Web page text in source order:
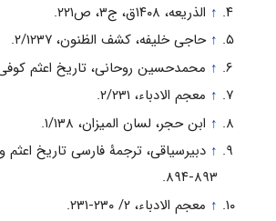
↑ الذریعه، ۱۴۰۸ق، ج۳، ص۲۲۱.
↑ حاجی‌ خلیفه‌، کشف‌ الظنون‌، ۲/۱۲۳۷.
↑ محمدحسین روحانی‌، تاریخ‌ اعثم‌ کوفی‌ و
↑ معجم الادباء، ۲/۲۳۱.
↑ ابن‌ حجر، لسان المیزان، ۱/۱۳۸.
↑ دبیرسیاقی‌، ترجمۀ فارسی‌ تاریخ‌
۸۹۳-۸۹۴.
↑ معجم الادباء، ۲/ ۲۳۰-۲۳۱.